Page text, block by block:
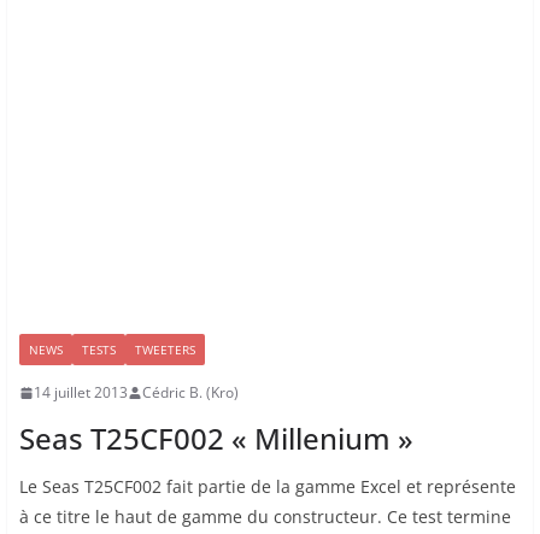
NEWS TESTS TWEETERS
14 juillet 2013 Cédric B. (Kro)
Seas T25CF002 « Millenium »
Le Seas T25CF002 fait partie de la gamme Excel et représente
à ce titre le haut de gamme du constructeur. Ce test termine